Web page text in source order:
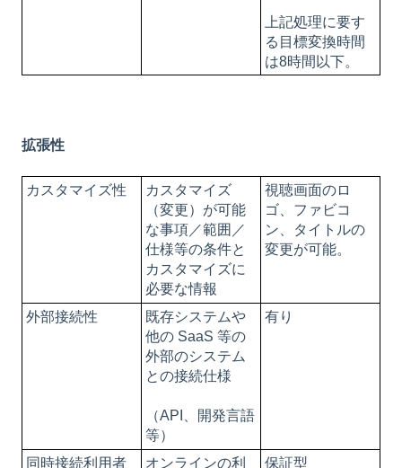
上記処理に要す
る目標変換時間
は8時間以下。
拡張性
カスタマイズ性
カスタマイズ
（変更）が可能
な事項／範囲／
仕様等の条件と
カスタマイズに
必要な情報
視聴画面のロ
ゴ、ファビコ
ン、タイトルの
変更が可能。
外部接続性
既存システムや
他の SaaS 等の
外部のシステム
との接続仕様
（API、開発言語
等）
有り
同時接続利用者 オンラインの利 保証型